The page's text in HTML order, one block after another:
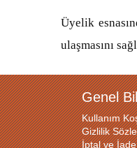
Üyelik
ulaşmasını
Genel
Kullanım
Gizlilik
İptal ve